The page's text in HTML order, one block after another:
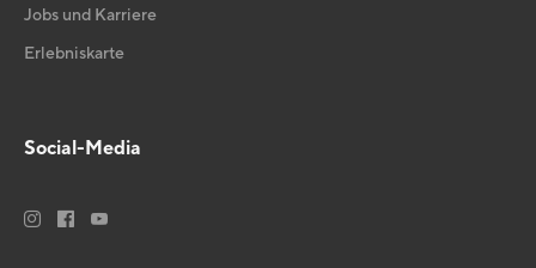
Jobs und Karriere
Erlebniskarte
Social-Media
  